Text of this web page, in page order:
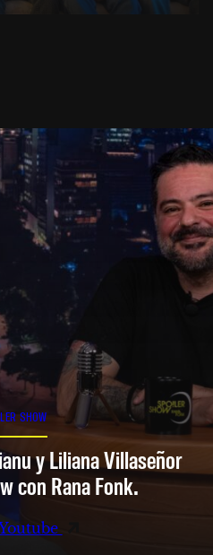
SHOW
y Liliana Villaseñor
con Rana Fonk.